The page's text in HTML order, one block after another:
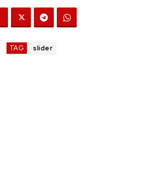
TAG slider